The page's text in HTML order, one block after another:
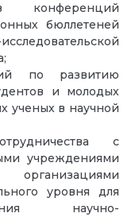
конференций
бюллетеней
по развитию
и молодых
ученых в научной
с
учреждениями
уровня для
научно-